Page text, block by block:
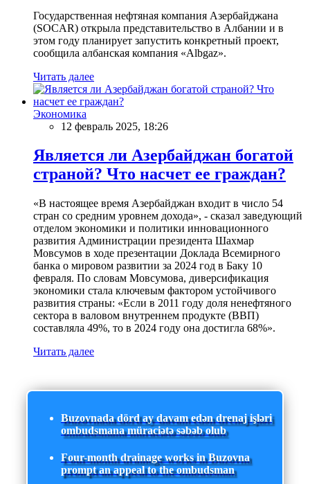
Государственная нефтяная компания Азербайджана
(SOCAR) открыла представительство в Албании и в
этом году планирует запустить конкретный проект,
сообщила албанская компания «Albgaz».
Читать далее
Экономика
12 февраль 2025, 18:26
Является ли Азербайджан богатой
страной? Что насчет ее граждан?
«В настоящее время Азербайджан входит в число 54
стран со средним уровнем дохода», - сказал заведующий
отделом экономики и политики инновационного
развития Администрации президента Шахмар
Мовсумов в ходе презентации Доклада Всемирного
банка о мировом развитии за 2024 год в Баку 10
февраля. По словам Мовсумова, диверсификация
экономики стала ключевым фактором устойчивого
развития страны: «Если в 2011 году доля ненефтяного
сектора в валовом внутреннем продукте (ВВП)
составляла 49%, то в 2024 году она достигла 68%».
Читать далее
Buzovnada dörd ay davam edən drenaj işləri
ombudsmana müraciətə səbəb olub
Four-month drainage works in Buzovna
prompt an appeal to the ombudsman